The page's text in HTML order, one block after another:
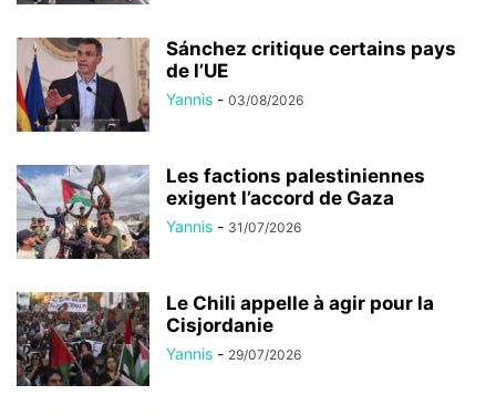
Sánchez critique certains pays
de l’UE
Yannis - 03/08/2026
Les factions palestiniennes
exigent l’accord de Gaza
Yannis - 31/07/2026
Le Chili appelle à agir pour la
Cisjordanie
Yannis - 29/07/2026